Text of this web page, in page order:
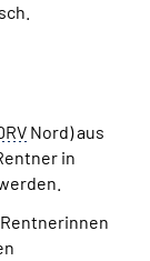
Nord) aus
in